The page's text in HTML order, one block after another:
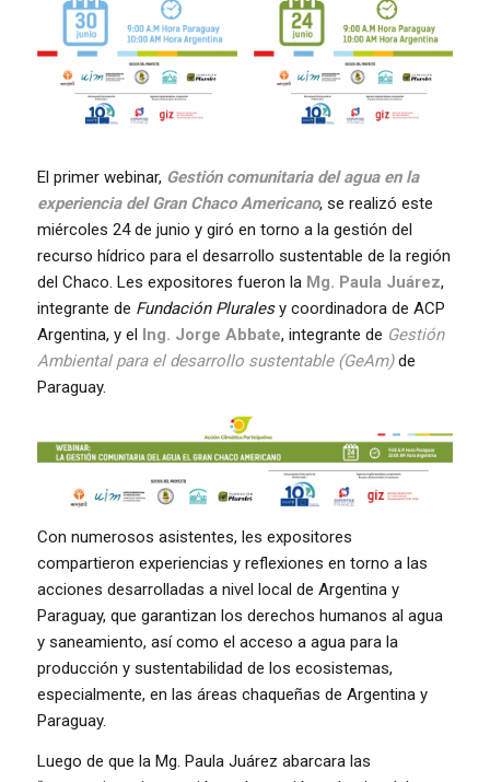
El primer webinar, Gestión comunitaria del agua en la
experiencia del Gran Chaco Americano, se realizó este
miércoles 24 de junio y giró en torno a la gestión del
recurso hídrico para el desarrollo sustentable de la región
del Chaco. Les expositores fueron la Mg. Paula Juárez,
integrante de Fundación Pluralesy coordinadora de ACP
Argentina, y el Ing. Jorge Abbate, integrante de Gestión
Ambiental para el desarrollo sustentable (GeAm)de
Paraguay.
Con numerosos asistentes, les expositores
compartieron experiencias y reflexiones en torno a las
acciones desarrolladas a nivel local de Argentina y
Paraguay, que garantizan los derechos humanos al agua
y saneamiento, así como el acceso a agua para la
producción y sustentabilidad de los ecosistemas,
especialmente, en las áreas chaqueñas de Argentina y
Paraguay.
Luego de que la Mg. Paula Juárez abarcara las